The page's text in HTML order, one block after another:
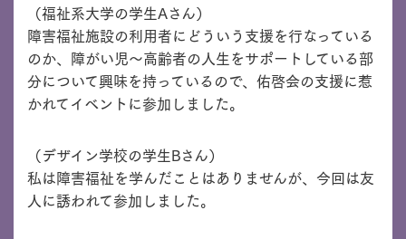
（福祉系大学の学生Aさん）
障害福祉施設の利用者にどういう支援を行なっている
のか、障がい児〜高齢者の人生をサポートしている部
分について興味を持っているので、佑啓会の支援に惹
かれてイベントに参加しました。
（デザイン学校の学生Bさん）
私は障害福祉を学んだことはありませんが、今回は友
人に誘われて参加しました。